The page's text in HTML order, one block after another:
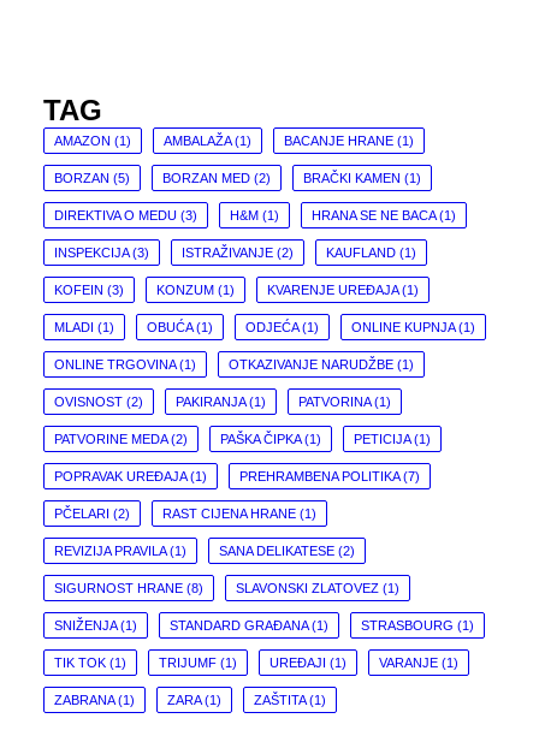
TAG
AMAZON (1) AMBALAŽA(1) BACANJE HRANE (1)
BORZAN (5) BORZAN MED (2) BRAČKI KAMEN (1)
DIREKTIVA O MEDU (3) H&M (1) HRANA SE NE BACA(1)
INSPEKCIJA(3) ISTRAŽIVANJE (2) KAUFLAND (1)
KOFEIN (3) KONZUM (1) KVARENJE UREĐAJA(1)
MLADI (1) OBUĆA(1) ODJEĆA(1) ONLINE KUPNJA(1)
ONLINE TRGOVINA(1) OTKAZIVANJE NARUDŽBE (1)
OVISNOST (2) PAKIRANJA(1) PATVORINA(1)
PATVORINE MEDA(2) PAŠKA ČIPKA(1) PETICIJA(1)
POPRAVAK UREĐAJA(1) PREHRAMBENA POLITIKA(7)
PČELARI (2) RAST CIJENA HRANE (1)
REVIZIJA PRAVILA(1) SANA DELIKATESE (2)
SIGURNOST HRANE (8) SLAVONSKI ZLATOVEZ (1)
SNIŽENJA(1) STANDARD GRAĐANA(1) STRASBOURG (1)
TIK TOK (1) TRIJUMF (1) UREĐAJI (1) VARANJE (1)
ZABRANA(1) ZARA(1) ZAŠTITA(1)